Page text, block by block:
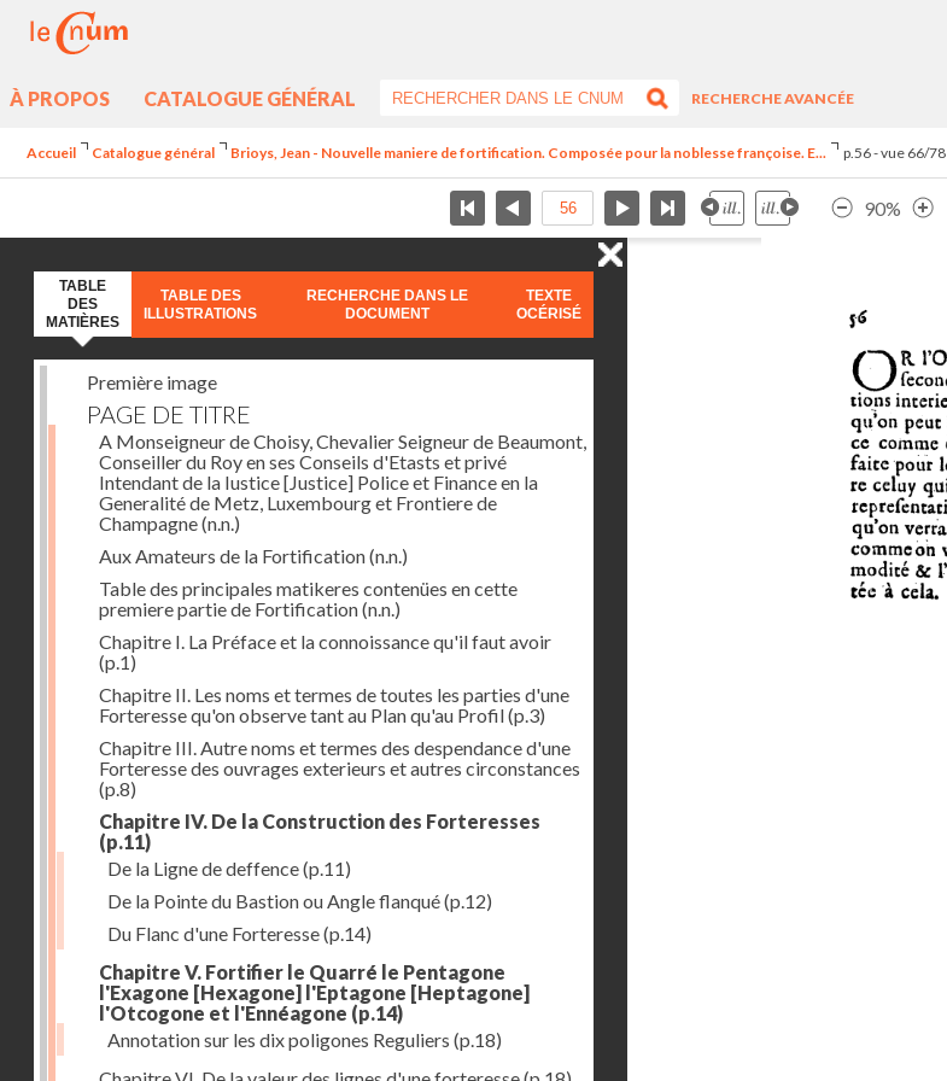
À PROPOS CATALOGUE GÉNÉRAL
RECHERCHE AVANCÉE
Accueil Catalogue général Brioys, Jean - Nouvelle maniere de fortification. Composée pour la noblesse françoise. E... p.56 - vue 66/78
90%
TABLE
DES
MATIÈRES
TABLE DES
ILLUSTRATIONS
RECHERCHE DANS LE
DOCUMENT
TEXTE
OCÉRISÉ
Première image
PAGE DE TITRE
A Monseigneur de Choisy, Chevalier Seigneur de Beaumont,
Conseiller du Roy en ses Conseils d'Etasts et privé
Intendant de la Iustice [Justice] Police et Finance en la
Generalité de Metz, Luxembourg et Frontiere de
Champagne(n.n.)
Aux Amateurs de la Fortification(n.n.)
Table des principales matikeres contenües en cette
premiere partie de Fortification(n.n.)
Chapitre I. La Préface et la connoissance qu'il faut avoir
(p.1)
Chapitre II. Les noms et termes de toutes les parties d'une
Forteresse qu'on observe tant au Plan qu'au Profil(p.3)
Chapitre III. Autre noms et termes des despendance d'une
Forteresse des ouvrages exterieurs et autres circonstances
(p.8)
Chapitre IV. De la Construction des Forteresses
(p.11)
De la Ligne de deffence(p.11)
De la Pointe du Bastion ou Angle flanqué(p.12)
Du Flanc d'une Forteresse(p.14)
Chapitre V. Fortifier le Quarré le Pentagone
l'Exagone [Hexagone] l'Eptagone [Heptagone]
l'Otcogone et l'Ennéagone (p.14)
Annotation sur les dix poligones Reguliers (p.18)